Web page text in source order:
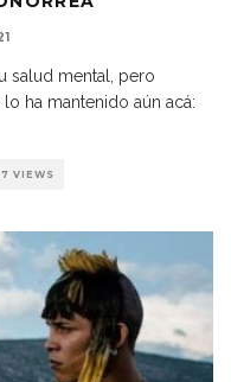
salud mental, pero
ha mantenido aún acá:
VIEWS